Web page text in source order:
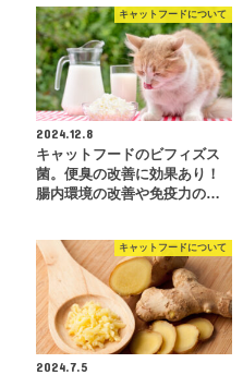
キャットフードについて
2024.12.8
キャットフードのビフィズス
菌。便臭の改善に効果あり！
腸内環境の改善や免疫力の…
キャットフードについて
2024.7.5